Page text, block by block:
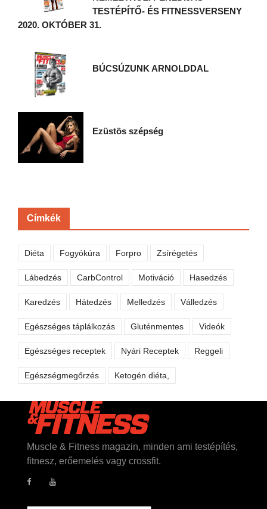
TESTÉPÍTŐ- ÉS FITNESSVERSENY
2020. OKTÓBER 31.
BÚCSÚZUNK ARNOLDDAL
Ezüstös szépség
Címkék
Diéta Fogyókúra Forpro Zsírégetés
Lábedzés CarbControl Motiváció Hasedzés
Karedzés Hátedzés Melledzés Válledzés
Egészséges táplálkozás Gluténmentes Videók
Egészséges receptek Nyári Receptek Reggeli
Egészségmegőrzés Ketogén diéta,
Muscle & Fitness magazin, minden ami testépítés,
fitnesz, erőemelés vagy crossfit.